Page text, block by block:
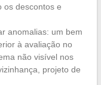
os descontos e
anomalias: um bem
à avaliação no
não visível nos
projeto de